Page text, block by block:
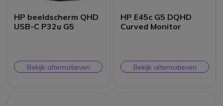
HP beeldscherm QHD
USB-C P32u G5
Bekijk alternatieven
HP E45c G5 DQHD
Curved Monitor
Bekijk alternatieven